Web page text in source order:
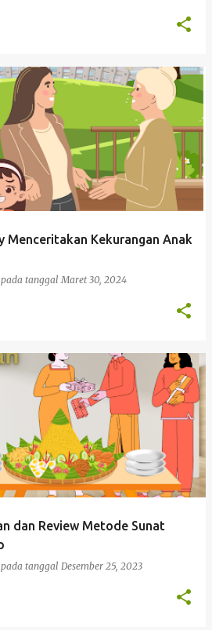
Menceritakan Kekurangan Anak
pada tanggalMaret 30, 2024
dan Review Metode Sunat
pada tanggal Desember 25, 2023